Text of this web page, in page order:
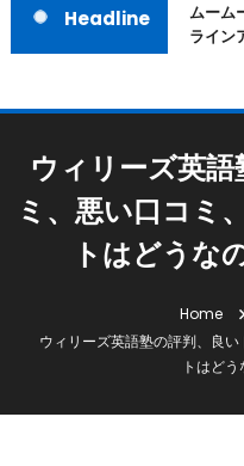
Headline
ムーム
ライン
ウィリーズ英語
ミ、悪い口コミ
トはどうな
Home
ウィリーズ英語塾の評判、良
トはど